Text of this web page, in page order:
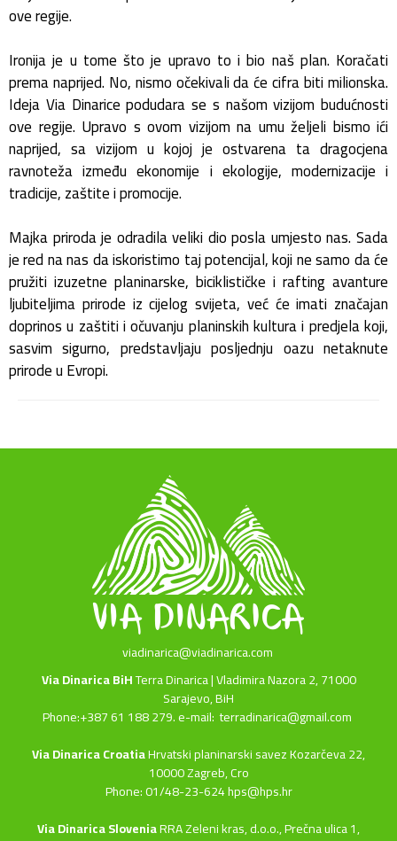
ove regije.
Ironija je u tome što je upravo to i bio naš plan. Koračati
prema naprijed. No, nismo očekivali da će cifra biti milionska.
Ideja Via Dinarice podudara se s našom vizijom budućnosti
ove regije. Upravo s ovom vizijom na umu željeli bismo ići
naprijed, sa vizijom u kojoj je ostvarena ta dragocjena
ravnoteža između ekonomije i ekologije, modernizacije i
tradicije, zaštite i promocije.
Majka priroda je odradila veliki dio posla umjesto nas. Sada
je red na nas da iskoristimo taj potencijal, koji ne samo da će
pružiti izuzetne planinarske, biciklističke i rafting avanture
ljubiteljima prirode iz cijelog svijeta, već će imati značajan
doprinos u zaštiti i očuvanju planinskih kultura i predjela koji,
sasvim sigurno, predstavljaju posljednju oazu netaknute
prirode u Evropi.
viadinarica@viadinarica.com
Via Dinarica BiHTerra Dinarica | Vladimira Nazora 2, 71000
Sarajevo, BiH
Phone:+387 61 188 279. e-mail:terradinarica@gmail.com
Via Dinarica CroatiaHrvatski planinarski savez Kozarčeva 22,
10000 Zagreb, Cro
Phone: 01/48-23-624 hps@hps.hr
Via Dinarica SloveniaRRA Zeleni kras, d.o.o.,Prečna ulica 1,